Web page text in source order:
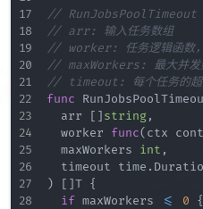
// RunJobsPoolTimeout
// arr: 输入任务数组
// worker: 任务逻辑函
// maxWorkers: 最大并发
// timeout: 每个任务的超
func
	arr
[ ] string,
	worker
func( ctx
	maxWorkers
int ,
	timeout time
.
)
[ ]T {
if maxWorkers <= 0
{